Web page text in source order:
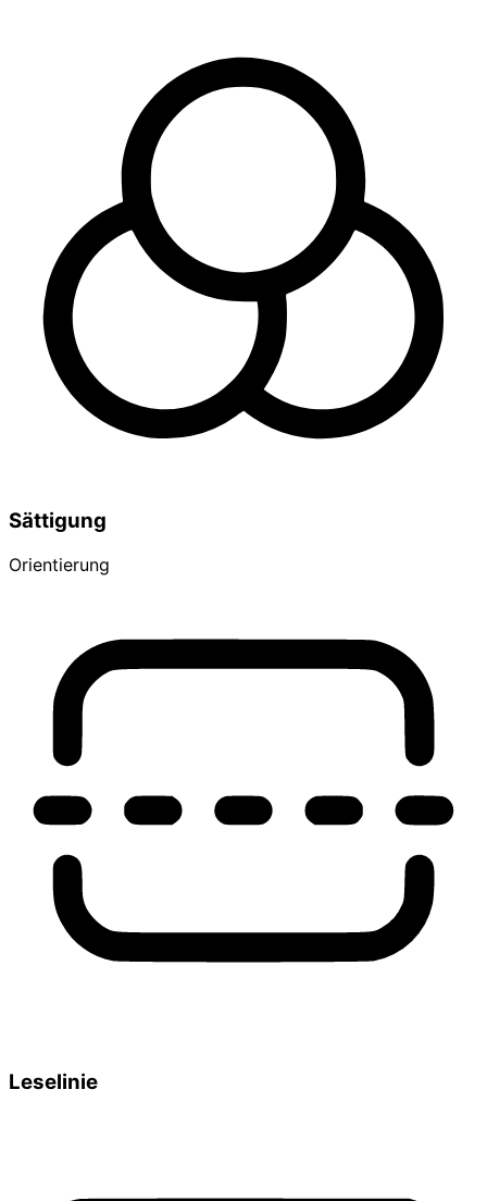
Sättigung
Orientierung
Leselinie